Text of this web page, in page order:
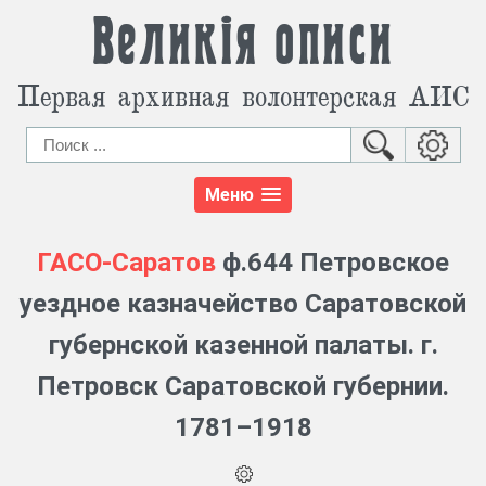
Великія описи
Первая архивная волонтерская АИС
Меню
ГАСО-Саратов ф.644 Петровское
уездное казначейство Саратовской
губернской казенной палаты. г.
Петровск Саратовской губернии.
1781–1918